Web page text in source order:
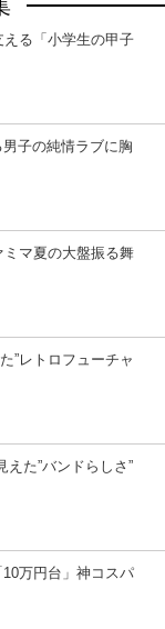
る「小学生の甲子
子の純情ラブに胸
マ夏の大盤振る舞
”レトロフューチャ
た”バンドらしさ”
10万円台」神コスパ